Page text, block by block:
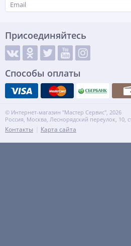
Присоединяйтесь
Способы оплаты
© Интернет-магазин "Мастер Сервис", 2026
Россия, Москва, Леснорядский переулок, 10,
Контакты Карта сайта